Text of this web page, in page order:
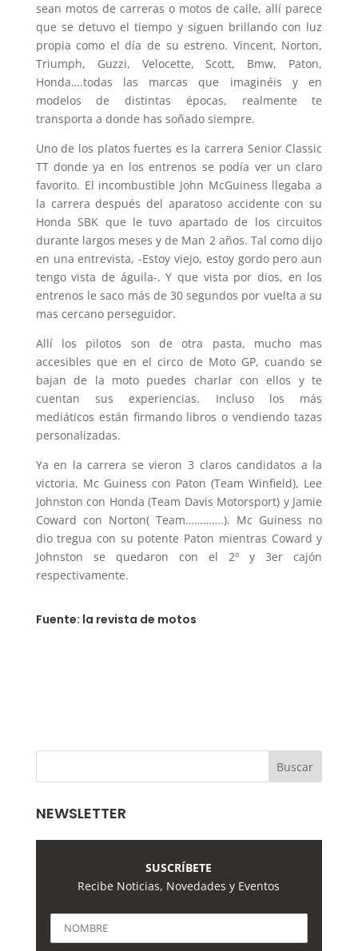
sean motos de carreras o motos de calle, allí parece
que se detuvo el tiempo y siguen brillando con luz
propia como el día de su estreno. Vincent, Norton,
Triumph, Guzzi, Velocette, Scott, Bmw, Paton,
Honda….todas las marcas que imaginéis y en
modelos de distintas épocas, realmente te
transporta a donde has soñado siempre.
Uno de los platos fuertes es la carrera Senior Classic
TT donde ya en los entrenos se podía ver un claro
favorito. El incombustible John McGuiness llegaba a
la carrera después del aparatoso accidente con su
Honda SBK que le tuvo apartado de los circuitos
durante largos meses y de Man 2 años. Tal como dijo
en una entrevista, -Estoy viejo, estoy gordo pero aun
tengo vista de águila-. Y que vista por dios, en los
entrenos le saco más de 30 segundos por vuelta a su
mas cercano perseguidor.
Allí los pilotos son de otra pasta, mucho mas
accesibles que en el circo de Moto GP, cuando se
bajan de la moto puedes charlar con ellos y te
cuentan sus experiencias. Incluso los más
mediáticos están firmando libros o vendiendo tazas
personalizadas.
Ya en la carrera se vieron 3 claros candidatos a la
victoria, Mc Guiness con Paton (Team Winfield), Lee
Johnston con Honda (Team Davis Motorsport) y Jamie
Coward con Norton( Team………….). Mc Guiness no
dio tregua con su potente Paton mientras Coward y
Johnston se quedaron con el 2º y 3er cajón
respectivamente.
Fuente: la revista de motos
NEWSLETTER
SUSCRÍBETE
Recibe Noticias, Novedades y Eventos